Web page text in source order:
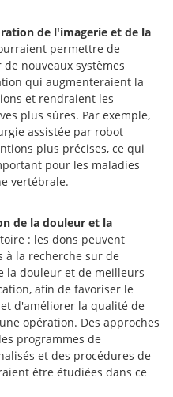
de l'imagerie et de la
permettre de
nouveaux systèmes
qui augmenteraient la
et rendraient les
plus sûres. Par exemple,
assistée par robot
plus précises, ce qui
pour les maladies
vertébrale.
de la douleur et la
: les dons peuvent
à la recherche sur de
la douleur et de meilleurs
afin de favoriser le
d'améliorer la qualité de
opération. Des approches
programmes de
et des procédures de
être étudiées dans ce